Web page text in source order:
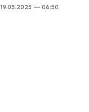
19.05.2025 — 06:50